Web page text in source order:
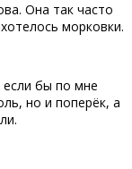
Она так часто
морковки.
если бы по мне
но и поперёк, а